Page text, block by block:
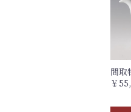
間取
￥